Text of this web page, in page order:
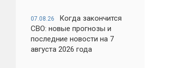
07.08.26
Когда закончится
СВО: новые прогнозы и
последние новости на 7
августа 2026 года